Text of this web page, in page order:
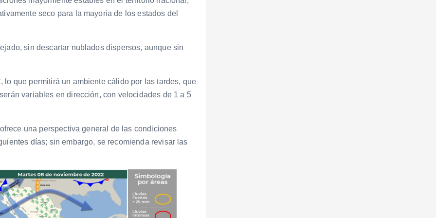
seco para la mayoría de los estados del
sin descartar nublados dispersos, aunque sin
lo que permitirá un ambiente cálido por las tardes, que
variables en dirección, con velocidades de 1 a 5
una perspectiva general de las condiciones
días; sin embargo, se recomienda revisar las